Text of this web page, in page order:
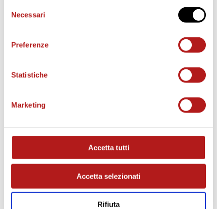
delNecessari
Preferenze
Statistiche
Marketing
Accetta tutti
Accetta selezionati
Rifiuta
AS CITTADELLA STORE